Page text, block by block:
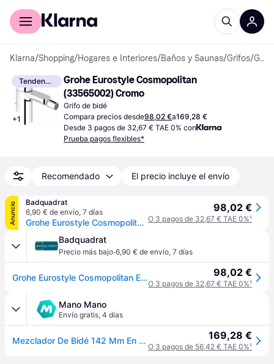
Comprar con Klarna
Klarna/Shopping/Hogares e Interiores/Baños y Saunas/Grifos/ Grifos de bidé
Tendencia
+1
Grohe Eurostyle Cosmopolitan
(33565002) Cromo
Grifo de bidé
Compara precios desde98,02 €a169,28 €
Desde 3 pagos de 32,67 € TAE 0% con
Prueba pagos flexibles*
Recomendado El precio incluye el envío
Anuncio
Badquadrat
6,90 € de envío, 7 días
Grohe Eurostyle Cosmopolitan Einhand-Bidetbatterie, Ausladung 123mm, Zugstangen-Ablaufgarnitur, 33565002
98,02 €
O 3 pagos de 32,67 € TAE 0%¹
Badquadrat
Precio más bajo·6,90 € de envío, 7 días
Grohe Eurostyle Cosmopolitan Einhand-Bidetbatterie, Ausladung 123mm, Zugstangen-Ablaufgarnitur, 33565002 98,02 €
O 3 pagos de 32,67 € TAE 0%¹
Mano Mano
Envío gratis, 4 días
Mezclador De Bidé 142 Mm En Latón Cromado Grohe Eurostyle Cosmopolitan 169,28 €
O 3 pagos de 56,42 € TAE 0%¹